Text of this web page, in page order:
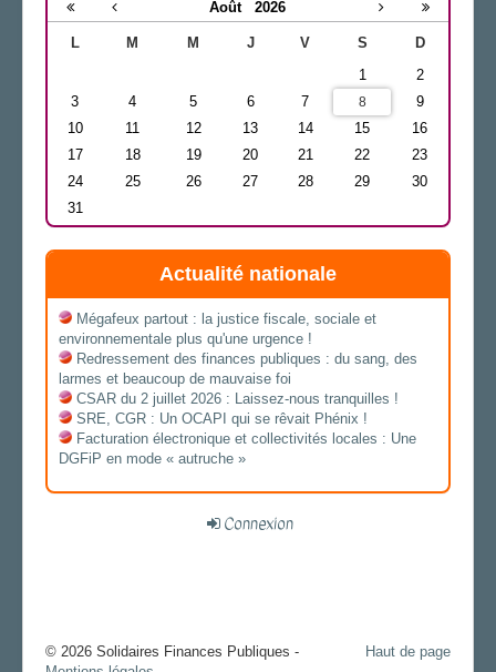
Août 2026
L M M J V S
D
1
2
3
4 5 6 7 8
9
10
11 12 13 14 15
16
17
18 19 20 21 22
23
24
25 26 27 28 29
30
31
Actualité nationale
Mégafeux partout : la justice fiscale, sociale et
environnementale plus qu'une urgence !
Redressement des finances publiques : du sang, des
larmes et beaucoup de mauvaise foi
CSAR du 2 juillet 2026 : Laissez-nous tranquilles !
SRE, CGR : Un OCAPI qui se rêvait Phénix !
Facturation électronique et collectivités locales : Une
DGFiP en mode « autruche »
Connexion
Haut de page
© 2026 Solidaires Finances Publiques -